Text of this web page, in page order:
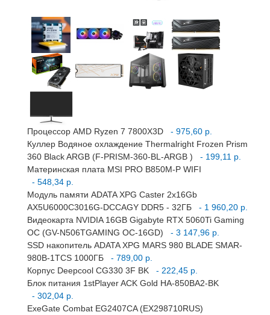
Процессор AMD Ryzen 7 7800X3D
- 975,60 р.
Куллер Водяное охлаждение Thermalright Frozen Prism
360 Black ARGB (F-PRISM-360-BL-ARGB )
- 199,11 р.
Материнская плата MSI PRO B850M-P WIFI
- 548,34 р.
Модуль памяти ADATA XPG Caster 2x16Gb
AX5U6000C3016G-DCCAGY DDR5 - 32ГБ
- 1 960,20 р.
Видеокарта NVIDIA 16GB Gigabyte RTX 5060Ti Gaming
OC (GV-N506TGAMING OC-16GD)
- 3 147,96 р.
SSD накопитель ADATA XPG MARS 980 BLADE SMAR-
980B-1TCS 1000ГБ
- 789,00 р.
Корпус Deepcool CG330 3F BK
- 222,45 р.
Блок питания 1stPlayer ACK Gold HA-850BA2-BK
- 302,04 р.
ExeGate Combat EG2407CA (EX298710RUS)